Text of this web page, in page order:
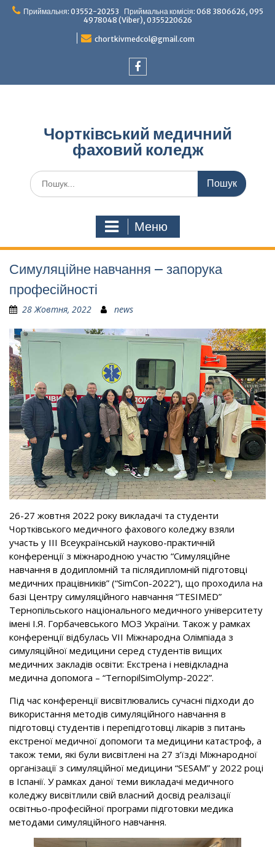
ПерейтиПриймальня: 03552-20253 Приймальна комісія: 068 3806626, 095
4978048 (Viber), 0355220626
chortkivmedcol@gmail.com
Чортківський медичний
фаховий коледж
Шукати:
Меню
Симуляційне навчання – запорука
професійності
28 Жовтня, 2022 news
26-27 жовтня 2022 року викладачі та студенти
Чортківського медичного фахового коледжу взяли
участь у III Всеукраїнській науково-практичній
конференції з міжнародною участю “Симуляційне
навчання в додипломній та післядипломній підготовці
медичних працівників” (“SimCon-2022”), що проходила на
базі Центру симуляційного навчання “TESIMED”
Тернопільського національного медичного університету
імені І.Я. Горбачевського МОЗ України. Також у рамках
конференції відбулась VII Міжнародна Олімпіада з
симуляційної медицини серед студентів вищих
медичних закладів освіти: Екстрена і невідкладна
медична допомога – “TernopilSimOlymp-2022”.
Під час конференції висвітлювались сучасні підходи до
використання методів симуляційного навчання в
підготовці студентів і перепідготовці лікарів з питань
екстреної медичної допомоги та медицини катастроф, а
також теми, які були висвітлені на 27 з’їзді Міжнародної
організації з симуляційної медицини “SESAM” у 2022 році
в Іспанії. У рамках даної теми викладачі медичного
коледжу висвітлили свій власний досвід реалізації
освітньо-професійної програми підготовки медика
методами симуляційного навчання.